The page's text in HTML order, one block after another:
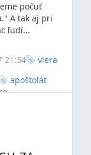
počuť
A tak aj pri
ľudí...
21:34
viera
apoštolát
cirkev